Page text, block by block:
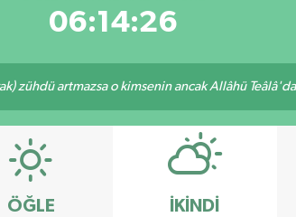
06:14:26
zühdü artmazsa o kimsenin ancak Allâhü
ÖĞLE İKINDI